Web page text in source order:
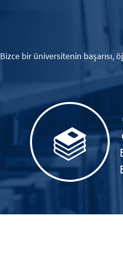
Bizce bir üniversitenin başarısı,